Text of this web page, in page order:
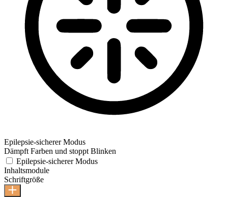
Epilepsie-sicherer Modus
Dämpft Farben und stoppt Blinken
Epilepsie-sicherer Modus
Inhaltsmodule
Schriftgröße